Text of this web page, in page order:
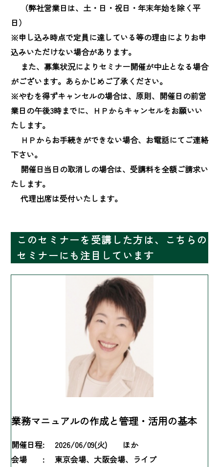
（弊社営業日は、土・日・祝日・年末年始を除く平
日）
※申し込み時点で定員に達している等の理由によりお申
込みいただけない場合があります。
また、募集状況によりセミナー開催が中止となる場合
がございます。あらかじめご了承ください。
※やむを得ずキャンセルの場合は、原則、開催日の前営
業日の午後3時までに、ＨＰからキャンセルをお願いい
たします。
ＨＰからお手続きができない場合、お電話にてご連絡
下さい。
開催日当日の取消しの場合は、受講料を全額ご請求い
たします。
代理出席は受付いたします。
このセミナーを受講した方は、こちらの
セミナーにも注目しています
業務マニュアルの作成と管理・活用の基本
開催日程:
2026/06/09(火) ほか
会場 :
東京会場、大阪会場、ライブ